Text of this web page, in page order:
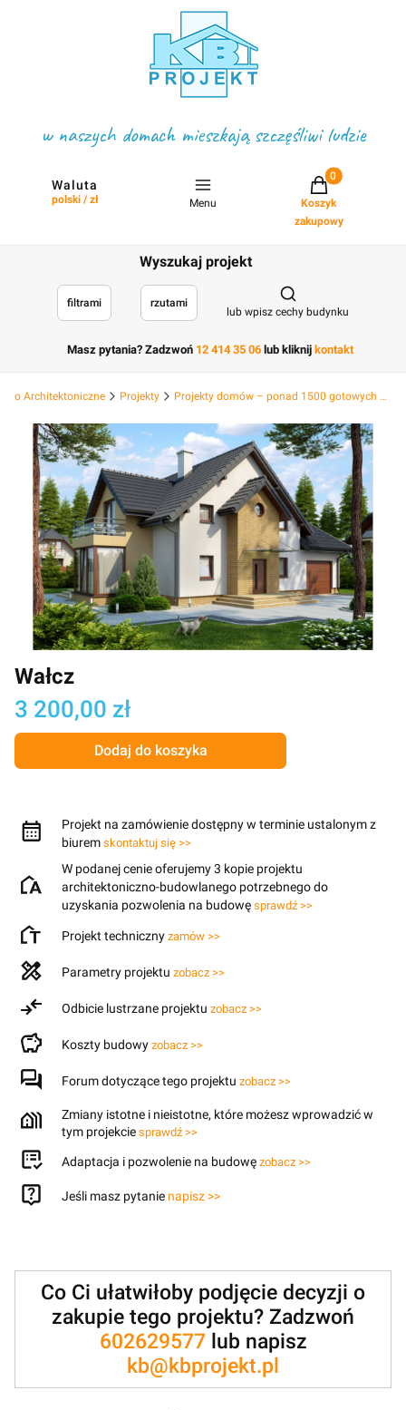
w naszych domach mieszkają szczęśliwi ludzie
Waluta
polski / zł Menu
Projekty w
Koszyk
zakupowy
Wyszukaj projekt
filtrami rzutami
Otwórz
lub wpisz cechy budynku
Masz pytania? Zadzwoń 12 414 35 06 lub kliknij kontakt
Architektoniczne Projekty Projekty domów – ponad 1500 gotowych projektów
Wałcz
Cena
3 200,00 zł
Dodaj do koszyka
Projekt na zamówienie dostępny w terminie ustalonym z
biurem skontaktuj się >>
W podanej cenie oferujemy 3 kopie projektu
architektoniczno-budowlanego potrzebnego do
uzyskania pozwolenia na budowę sprawdź >>
Projekt techniczny zamów >>
Parametry projektu zobacz >>
Odbicie lustrzane projektu zobacz >>
Koszty budowy zobacz >>
Forum dotyczące tego projektu zobacz >>
Zmiany istotne i nieistotne, które możesz wprowadzić w
tym projekcie sprawdź >>
Adaptacja i pozwolenie na budowę zobacz >>
Jeśli masz pytanie napisz >>
Co Ci ułatwiłoby podjęcie decyzji o
zakupie tego projektu? Zadzwoń
602629577lub napisz
kb@kbprojekt.pl